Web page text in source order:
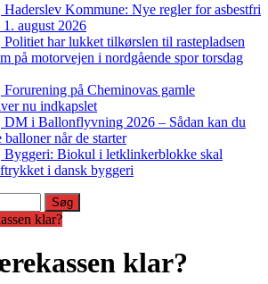
Haderslev Kommune: Nye regler for asbestfri
august 2026
Politiet har lukket tilkørslen til rastepladsen
på motorvejen i nordgående spor torsdag
Forurening på Cheminovas gamle
nu indkapslet
DM i Ballonflyvning 2026 – Sådan kan du
balloner når de starter
Byggeri: Biokul i letklinkerblokke skal
i dansk byggeri
klar?
klar?